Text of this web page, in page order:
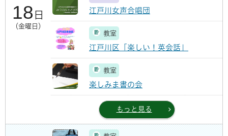
18 日
（金曜日）
江戸川女声合唱団
教室
江戸川区「楽しい！英会話」
教室
楽しみま書の会
もっと見る